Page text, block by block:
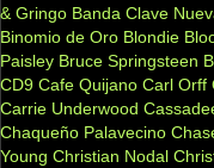
& Gringo Banda Clave
Binomio de Oro Blondie
Paisley Bruce Springsteen
CD9 Cafe Quijano Carl Orff
Carrie Underwood
Chaqueño Palavecino
Young Christian Nodal